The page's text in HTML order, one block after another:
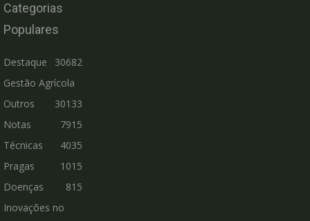
Categorias
Populares
Destaque
30682
Gestão Agrícola
30133
Outros
7915
Notas
Técnicas
4035
Pragas
1015
Doenças
815
Inovações no